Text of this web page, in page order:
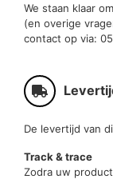
We staan klaar
(en overige
contact op via:
De levertijd van
Track & trace
Zodra uw